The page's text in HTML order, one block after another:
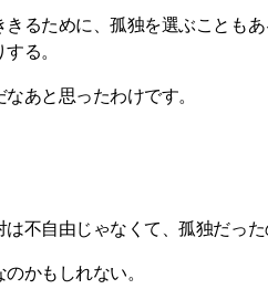
るために、孤独を選ぶことも
る。
あと思ったわけです。
不自由じゃなくて、孤独だっ
かもしれない。